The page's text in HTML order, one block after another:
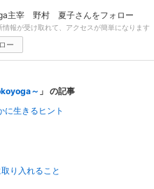
主宰 野村 夏子さんをフォロー
情報が受け取れて、アクセスが簡単になります
ー
～ 」 の記事
に生きるヒント
り入れること